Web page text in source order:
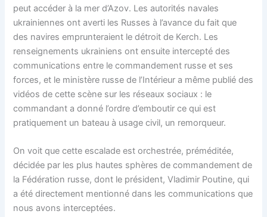
peut accéder à la mer d’Azov. Les autorités navales
ukrainiennes ont averti les Russes à l’avance du fait que
des navires emprunteraient le détroit de Kerch. Les
renseignements ukrainiens ont ensuite intercepté des
communications entre le commandement russe et ses
forces, et le ministère russe de l’Intérieur a même publié des
vidéos de cette scène sur les réseaux sociaux : le
commandant a donné l’ordre d’emboutir ce qui est
pratiquement un bateau à usage civil, un remorqueur.
On voit que cette escalade est orchestrée, préméditée,
décidée par les plus hautes sphères de commandement de
la Fédération russe, dont le président, Vladimir Poutine, qui
a été directement mentionné dans les communications que
nous avons interceptées.